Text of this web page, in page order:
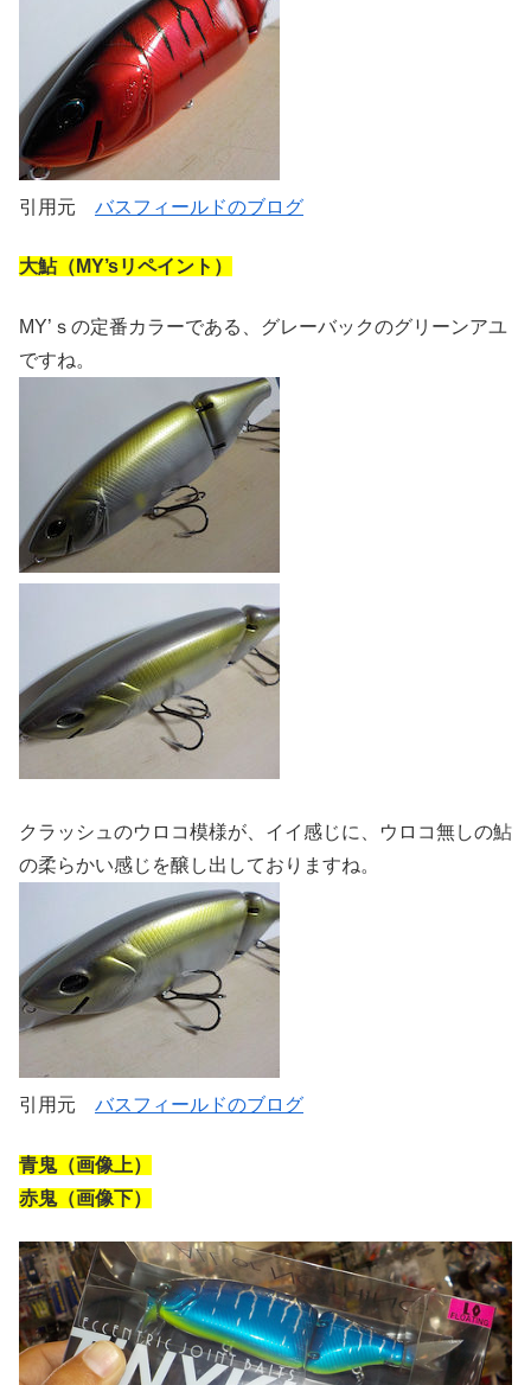
引用元 バスフィールドのブログ
大鮎（MY’sリペイント）
MY’ｓの定番カラーである、グレーバックのグリーンアユ
ですね。
クラッシュのウロコ模様が、イイ感じに、ウロコ無しの鮎
の柔らかい感じを醸し出しておりますね。
引用元 バスフィールドのブログ
青鬼（画像上）
赤鬼（画像下）